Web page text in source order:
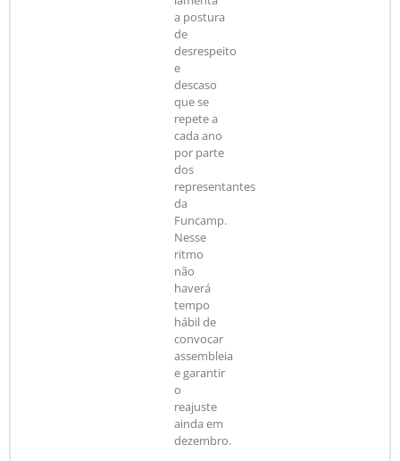
a postura
de
desrespeito
e
descaso
que se
repete a
cada ano
por parte
dos
representantes
da
Funcamp.
Nesse
ritmo
não
haverá
tempo
hábil de
convocar
assembleia
e garantir
o
reajuste
ainda em
dezembro.